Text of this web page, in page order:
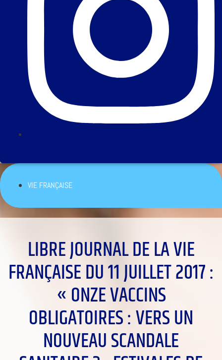
VIE FRANÇAISE
LIBRE JOURNAL DE LA VIE
FRANÇAISE DU 11 JUILLET 2017 :
« ONZE VACCINS
OBLIGATOIRES : VERS UN
NOUVEAU SCANDALE